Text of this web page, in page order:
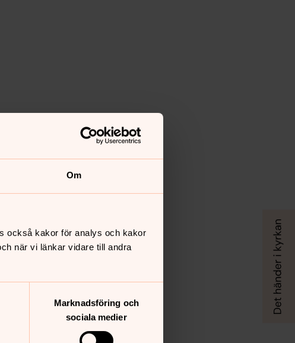
Om
också kakor för analys och kakor
när vi länkar vidare till andra
Marknadsföring och
sociala medier